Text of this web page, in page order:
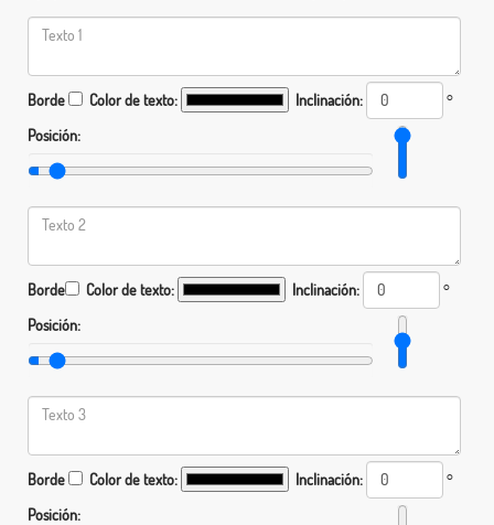
Borde Color de texto: Inclinación:
°
Posición:
Borde Color de texto: Inclinación:
°
Posición:
Borde Color de texto: Inclinación:
°
Posición: